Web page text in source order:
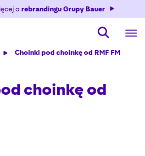
o rebrandingu Grupy Bauer
Choinki pod choinkę od RMF FM
choinkę od